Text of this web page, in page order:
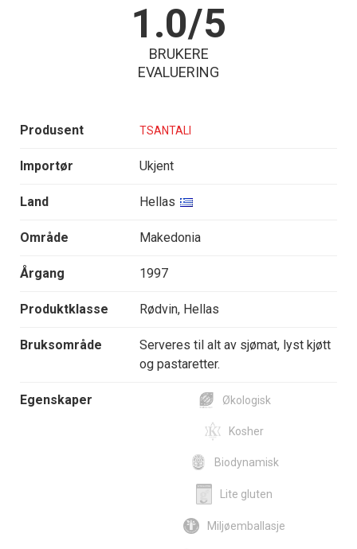
1.0/5
BRUKERE
EVALUERING
Produsent TSANTALI
Importør Ukjent
Land Hellas
Område Makedonia
Årgang 1997
Produktklasse Rødvin, Hellas
Bruksområde
Serveres til alt av sjømat, lyst kjøtt
og pastaretter.
Egenskaper Økologisk
Kosher
Biodynamisk
Lite gluten
Miljøemballasje